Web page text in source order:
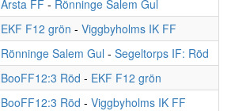
Årsta FF - Rönninge Salem Gul
EKF F12 grön - Viggbyholms IK FF
Rönninge Salem Gul - Segeltorps IF: Röd
BooFF12:3 Röd - EKF F12 grön
BooFF12:3 Röd - Viggbyholms IK FF